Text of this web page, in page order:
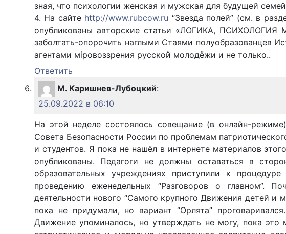
зная, что психологии женская и мужская для будущей
4. На сайте http://www.rubcow.ru “Звезда полей” (см. в
опубликованы авторские статьи «ЛОГИКА,
заболтать-опорочить наглыми Стаями полуобразованцев
агентами мiровоззрения русской молодёжи и не только..
Ответить
М. Каришнев-Лубоцкий:
25.09.2022 в 06:10
На этой неделе состоялось совещание (в онлайн-
Совета Безопасности России по проблемам
и студентов. Я пока не нашёл в интернете материалов
опубликованы. Педагоги не должны оставаться в
образовательных учреждениях приступили к
проведению еженедельных “Разговоров о главном”.
деятельности нового “Самого крупного Движения детей
пока не придумали, но вариант “Орлята”
Движение упоминалось, но утверждать не могу, пока